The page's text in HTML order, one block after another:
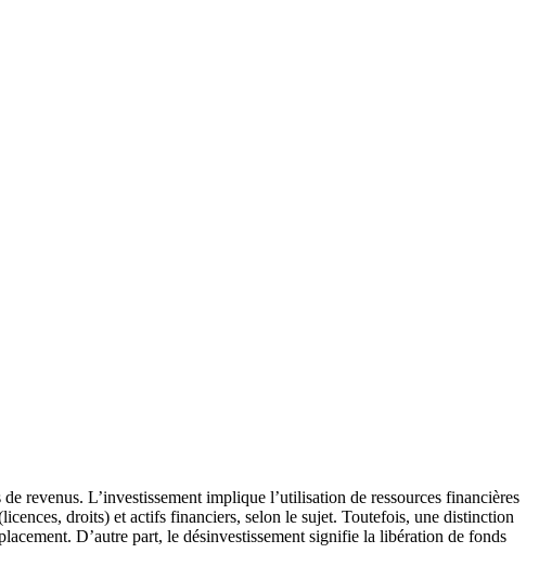
revenus. L’investissement implique l’utilisation de ressources financières
droits) et actifs financiers, selon le sujet. Toutefois, une distinction
D’autre part, le désinvestissement signifie la libération de fonds